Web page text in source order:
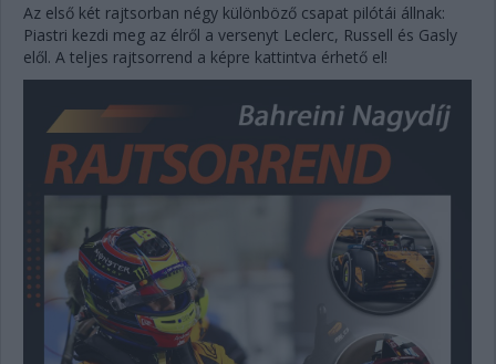
Az első két rajtsorban négy különböző csapat pilótái állnak:
Piastri kezdi meg az élről a versenyt Leclerc, Russell és Gasly
elől. A teljes rajtsorrend a képre kattintva érhető el!